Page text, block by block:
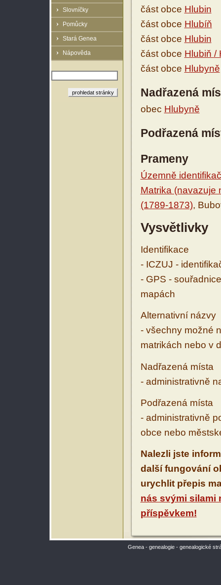
Slovníčky
Pomůcky
Stará Genea
Nápověda
část obce Hlubin
část obce Hlubíň
část obce Hlubin
část obce Hlubiň /
část obce Hlubyně
Nadřazená
obec Hlubyně
Podřazená
Prameny
Územně
Matrika (navazuje
(1789-1873),
Vysvětlivky
Identifikace
- ICZUJ -
- GPS -
mapách
Alternativní názvy
- všechny možné
matrikách nebo v
Nadřazená místa
- administrativně
Podřazená místa
- administrativně
obce nebo
Nalezli jste
další fungování
urychlit přepis
nás svými silami
příspěvkem!
Genea - genealogie - genealogické